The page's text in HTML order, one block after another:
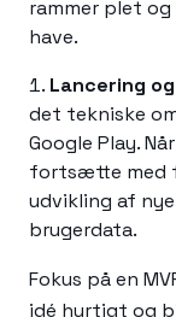
rammer plet
have.
Lancering
det tekniske
Google Play.
fortsætte med
udvikling af
brugerdata.
Fokus på en
idé hurtigt og